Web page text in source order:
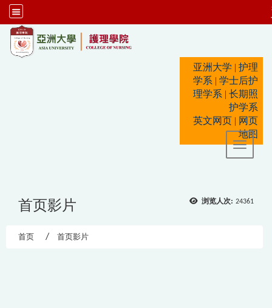
亚洲大学 | 护理
学系 | 学士后护
理学系 | 长期照
护学系
英文网页 | 网页
地图
Toggle
浏览人次: 24361
首页影片
首页 首页影片